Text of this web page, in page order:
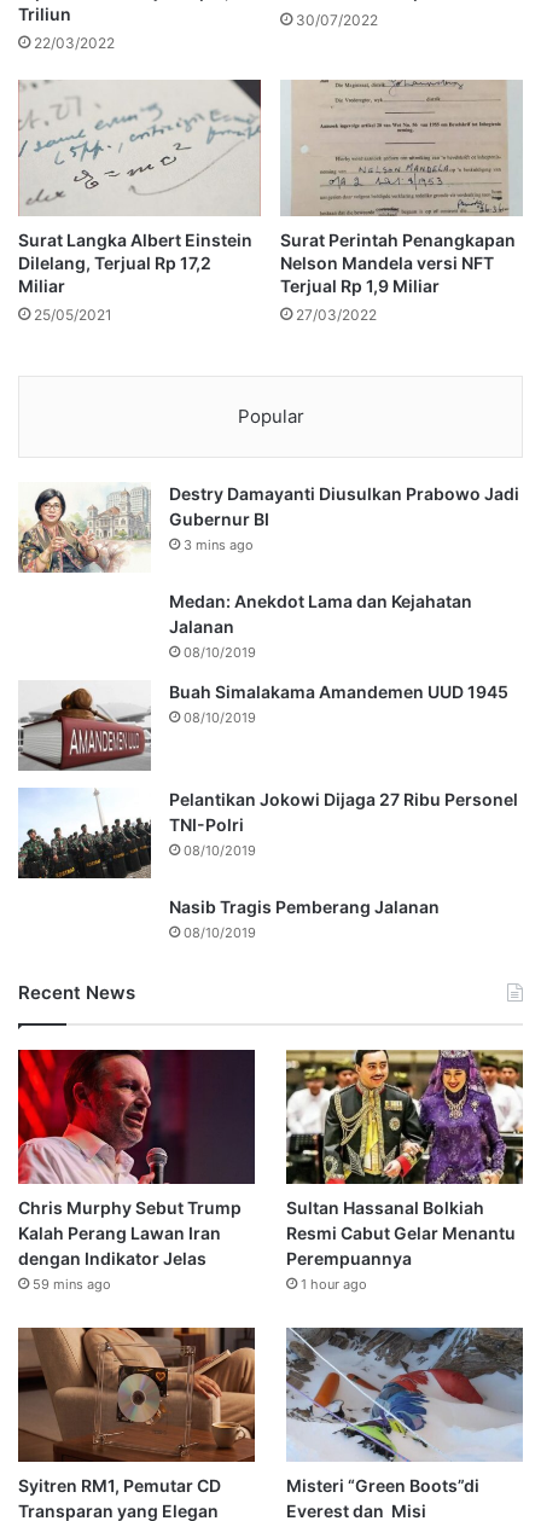
Triliun
22/03/2022
30/07/2022
Surat Langka Albert Einstein
Dilelang, Terjual Rp 17,2
Miliar
25/05/2021
Surat Perintah Penangkapan
Nelson Mandela versi NFT
Terjual Rp 1,9 Miliar
27/03/2022
Popular
Destry Damayanti Diusulkan Prabowo Jadi
Gubernur BI
3 mins ago
Medan: Anekdot Lama dan Kejahatan
Jalanan
08/10/2019
Buah Simalakama Amandemen UUD 1945
08/10/2019
Pelantikan Jokowi Dijaga 27 Ribu Personel
TNI-Polri
08/10/2019
Nasib Tragis Pemberang Jalanan
08/10/2019
Recent News
Chris Murphy Sebut Trump
Kalah Perang Lawan Iran
dengan Indikator Jelas
59 mins ago
Sultan Hassanal Bolkiah
Resmi Cabut Gelar Menantu
Perempuannya
1 hour ago
Syitren RM1, Pemutar CD
Transparan yang Elegan
Misteri “Green Boots”di
Everest dan Misi